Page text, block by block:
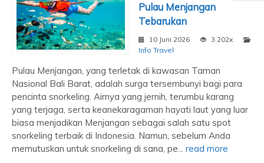
Pulau Menjangan
Tebarukan
10 Juni 2026
3.202x
Info Travel
Pulau Menjangan, yang terletak di kawasan Taman
Nasional Bali Barat, adalah surga tersembunyi bagi para
pencinta snorkeling. Airnya yang jernih, terumbu karang
yang terjaga, serta keanekaragaman hayati laut yang luar
biasa menjadikan Menjangan sebagai salah satu spot
snorkeling terbaik di Indonesia. Namun, sebelum Anda
memutuskan untuk snorkeling di sana, pe... read more